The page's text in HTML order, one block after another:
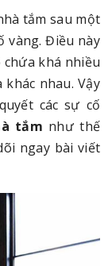
tắm sau một
vàng. Điều này
khá nhiều
nhau. Vậy
các sự cố
tắm như thế
ngay bài viết